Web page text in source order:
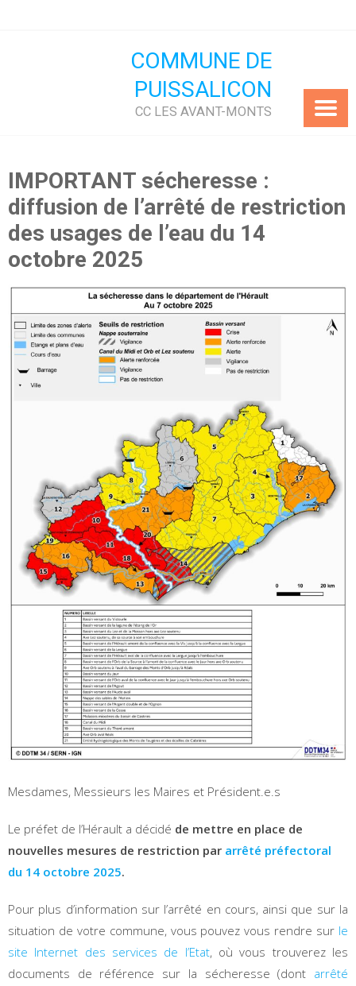
COMMUNE DE
PUISSALICON
CC LES AVANT-MONTS
IMPORTANT sécheresse :
diffusion de l’arrêté de restriction
des usages de l’eau du 14
octobre 2025
Mesdames, Messieurs les Maires et Président.e.s
Le préfet de l’Hérault a décidé de mettre en place de
nouvelles mesures de restriction par arrêté préfectoral
du 14 octobre 2025.
Pour plus d’information sur l’arrêté en cours, ainsi que sur la
situation de votre commune, vous pouvez vous rendre sur le
site Internet des services de l’Etat, où vous trouverez les
documents de référence sur la sécheresse (dont arrêté